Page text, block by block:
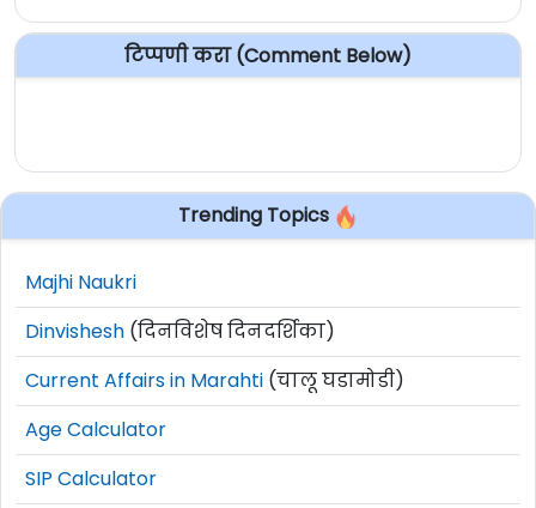
टिप्पणी करा (Comment Below)
Trending Topics
Majhi Naukri
Dinvishesh (दिनविशेष दिनदर्शिका)
Current Affairs in Marahti (चालू घडामोडी)
Age Calculator
SIP Calculator